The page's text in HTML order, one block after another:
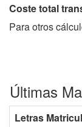
Coste total
Para otros
Últimas
Letras